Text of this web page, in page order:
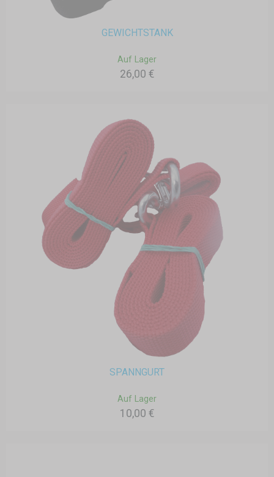
GEWICHTSTANK
Auf Lager
26,00 €
SPANNGURT
Auf Lager
10,00 €